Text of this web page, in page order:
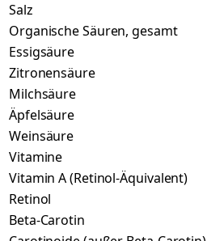
Salz
Organische Säuren, gesamt
Essigsäure
Zitronensäure
Milchsäure
Äpfelsäure
Weinsäure
Vitamine
Vitamin A (Retinol-Äquivalent)
Retinol
Beta-Carotin